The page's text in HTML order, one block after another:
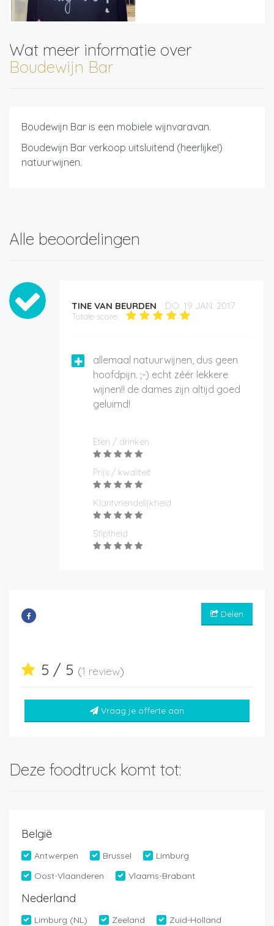
Wat meer informatie over
Boudewijn Bar
Boudewijn Bar is een mobiele wijnvaravan.
Boudewijn Bar verkoop uitsluitend (heerlijke!)
natuurwijnen.
Alle beoordelingen
TINE VAN BEURDEN DO. 19 JAN. 2017
Totale score:
allemaal natuurwijnen, dus geen
hoofdpijn. ;-) echt zéér lekkere
wijnen!! de dames zijn altijd goed
geluimd!
Eten / drinken
Prijs / kwaliteit
Klantvriendelijkheid
Stiptheid
Delen
5 / 5 (1 review)
Vraag je offerte aan
Deze foodtruck komt tot:
België
Antwerpen Brussel
Limburg
Oost-Vlaanderen
Vlaams-Brabant
Nederland
Limburg (NL) Zeeland Zuid-Holland